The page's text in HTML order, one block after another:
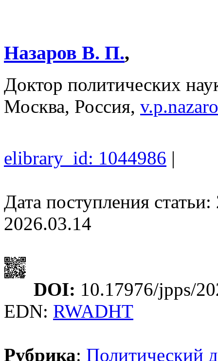
Назаров В. П.,
Доктор политических
Москва, Россия,
elibrary_id: 1044986 |
Дата поступления
2026.03.14
DOI: 10.17976/jpps/
EDN: RWADHT
Рубрика: Политический